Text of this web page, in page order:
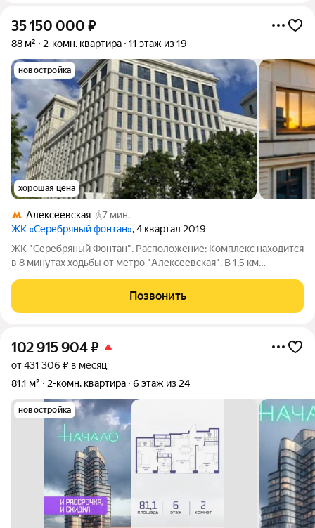
35 150 000 ₽
88 м² 2-комн. квартира 11 этаж из 19
новостройка
хорошая цена
Алексеевская
7 мин.
ЖК «Серебряный фонтан», 4 квартал 2019
ЖК "Серебряный Фонтан". Расположение: Комплекс находится
в 8 минутах ходьбы от метро "Алексеевская". В 1,5 км
электрички в сторону Ярославского вокзала и Мытищ. Главная
транспортная магистраль района
Позвонить
102 915 904₽
от 431 306 ₽ в месяц
81,1 м²
2-комн. квартира 6 этаж из 24
новостройка